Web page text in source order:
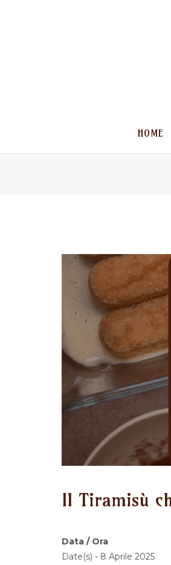
HOME
Il Tiramisù
Data / Ora
Date(s) - 8 Aprile 2025